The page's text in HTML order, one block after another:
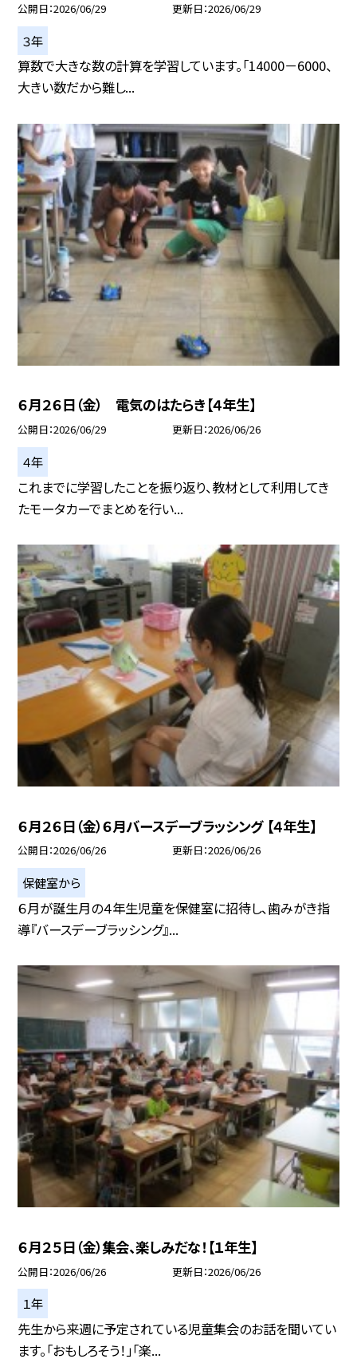
公開日 2026/06/29 更新日 2026/06/29
３年
算数で大きな数の計算を学習しています。「14000－6000、
大きい数だから難し...
６月２６日（金） 電気のはたらき【４年生】
公開日 2026/06/29 更新日 2026/06/26
４年
これまでに学習したことを振り返り、教材として利用してき
たモータカーでまとめを行い...
６月２６日（金）６月バースデーブラッシング 【４年生】
公開日 2026/06/26 更新日 2026/06/26
保健室から
６月が誕生月の４年生児童を保健室に招待し、歯みがき指
導『バースデーブラッシング』...
６月２５日（金）集会、楽しみだな！【１年生】
公開日 2026/06/26 更新日 2026/06/26
１年
先生から来週に予定されている児童集会のお話を聞いてい
ます。「おもしろそう！」「楽...